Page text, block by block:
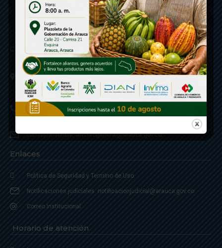
Contáctenos
Calle 20 - Carrera 21 Esquina
Código postal 810001
Linea de Servicio a la Ciudadania: 57- 6078851946
correspondencia: archivogeneral@arauca.gov.co
Enlaces
Política de Seguridad y Termino de Uso
Notificaciones judiciales: notificacionjudicial@arauca.gov.co
Correo Institucional
Horario de atención